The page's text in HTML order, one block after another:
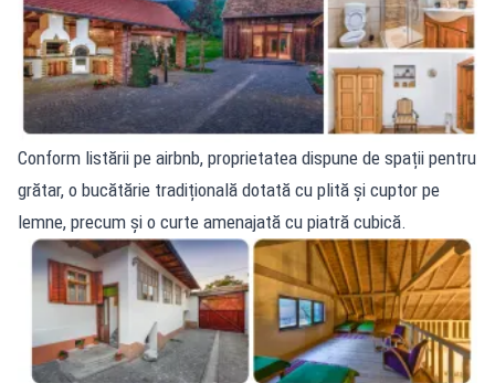
Conform listării pe airbnb, proprietatea dispune de spații pentru
grătar, o bucătărie tradițională dotată cu plită și cuptor pe
lemne, precum și o curte amenajată cu piatră cubică.